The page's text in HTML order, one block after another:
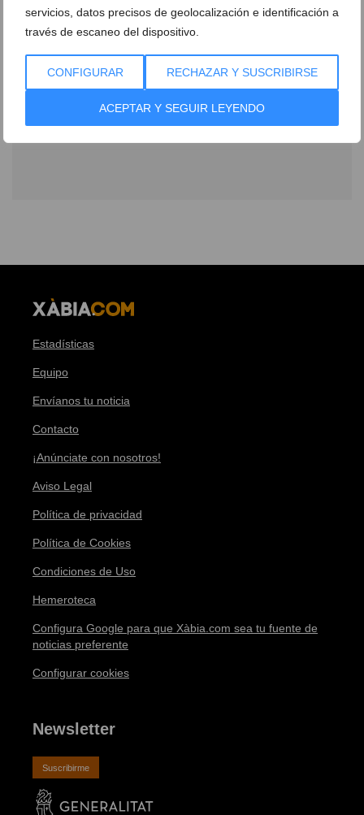
servicios, datos precisos de geolocalización e identificación a
través de escaneo del dispositivo.
CONFIGURAR RECHAZAR Y SUSCRIBIRSE
ACEPTAR Y SEGUIR LEYENDO
Estadísticas
Equipo
Envíanos tu noticia
Contacto
¡Anúnciate con nosotros!
Aviso Legal
Política de privacidad
Política de Cookies
Condiciones de Uso
Hemeroteca
Configura Google para que Xàbia.com sea tu fuente de
noticias preferente
Configurar cookies
Newsletter
Suscribirme